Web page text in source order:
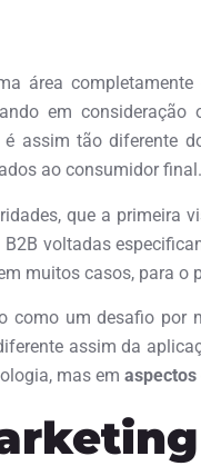
área
em consideração
assim tão diferente
ao consumidor final.
que a primeira
voltadas
muitos casos, para o
como um desafio por
assim da
mas em